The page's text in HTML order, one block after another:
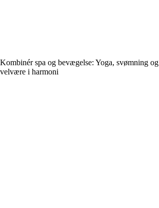
Kombinér spa og bevægelse: Yoga, svømning og
velvære i harmoni